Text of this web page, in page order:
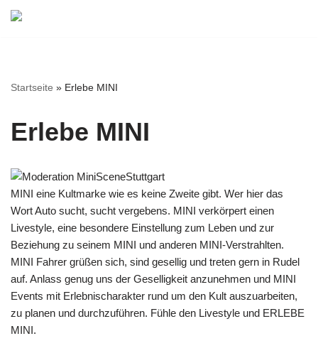
Startseite » Erlebe MINI
Erlebe MINI
MINI eine Kultmarke wie es keine Zweite gibt. Wer hier das
Wort Auto sucht, sucht vergebens. MINI verkörpert einen
Livestyle, eine besondere Einstellung zum Leben und zur
Beziehung zu seinem MINI und anderen MINI-Verstrahlten.
MINI Fahrer grüßen sich, sind gesellig und treten gern in Rudel
auf. Anlass genug uns der Geselligkeit anzunehmen und MINI
Events mit Erlebnischarakter rund um den Kult auszuarbeiten,
zu planen und durchzuführen. Fühle den Livestyle und ERLEBE
MINI.